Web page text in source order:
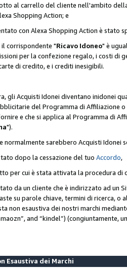
al carrello del cliente nell'ambito
Shopping Action; e
con Alexa Shopping Action è stato
il corrispondente "Ricavo Idoneo" è
per la confezione regalo, i costi di
di credito, e i crediti inesigibili.
gli Acquisti Idonei diventano inidonei
del Programma di Affiliazione
e che si applica al Programma di
").
normalmente sarebbero Acquisti
dopo la cessazione del tuo Accordo,
per cui è stata attivata la procedura di
da un cliente che è indirizzato ad un
su parole chiave, termini di ricerca,
non esaustiva dei nostri marchi
and “kindel”) (congiuntamente,
Esaustiva dei Marchi